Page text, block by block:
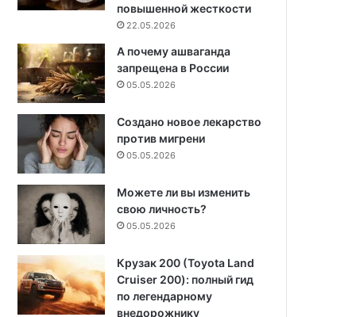
повышенной жесткости
22.05.2026
А почему ашваганда
запрещена в России
05.05.2026
Создано новое лекарство
против мигрени
05.05.2026
Можете ли вы изменить
свою личность?
05.05.2026
Крузак 200 (Toyota Land
Cruiser 200): полный гид
по легендарному
внедорожнику